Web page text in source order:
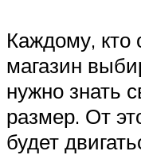
Каждому, кто
магазин
нужно знать
размер. От
будет